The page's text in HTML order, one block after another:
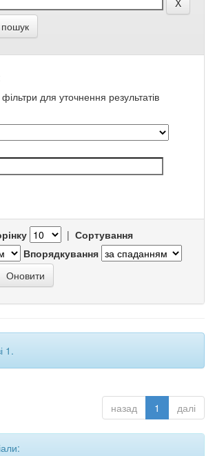
для уточнення результатів
| Сортування
Впорядкування
1.
назад 1 далі